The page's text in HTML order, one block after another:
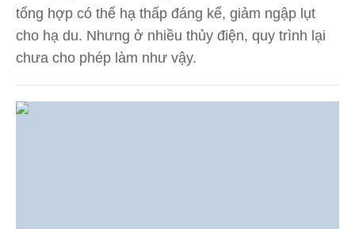
tổng hợp có thể hạ thấp đáng kể, giảm ngập lụt
cho hạ du. Nhưng ở nhiều thủy điện, quy trình lại
chưa cho phép làm như vậy.